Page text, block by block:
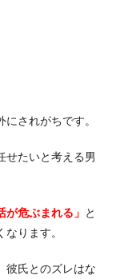
されがちです。
せたいと考える男
が危ぶまれる」 と
ります。
彼氏とのズレはな